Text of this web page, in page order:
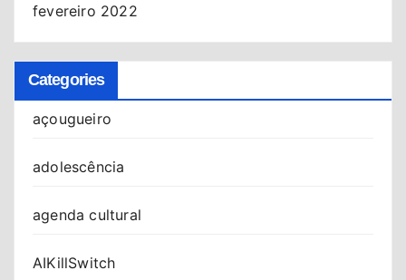
fevereiro 2022
Categories
açougueiro
adolescência
agenda cultural
AIKillSwitch